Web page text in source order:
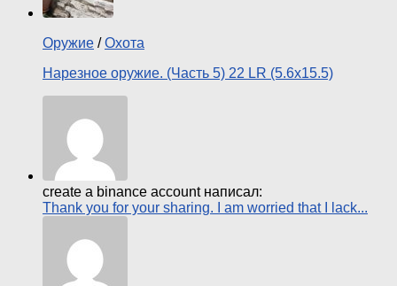
Оружие /Охота
Нарезное оружие. (Часть 5) 22 LR (5.6х15.5)
create a binance account написал:
Thank you for your sharing. I am worried that I lack...